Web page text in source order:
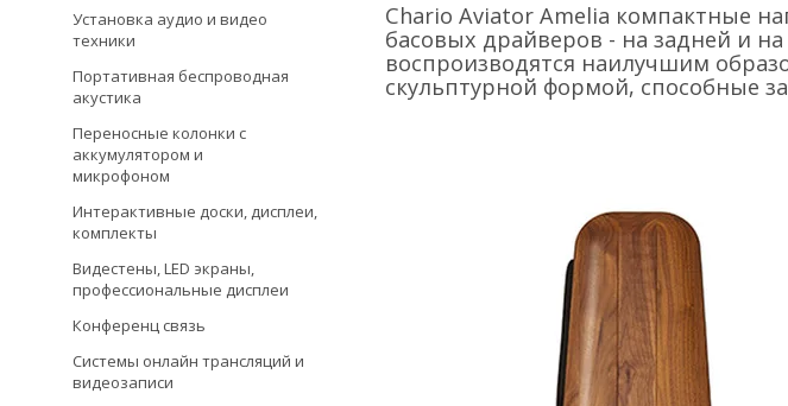
Chario Aviator Amelia компактные
басовых драйверов - на задней и
воспроизводятся наилучшим
скульптурной формой, способные
Установка аудио и видео
техники
Портативная беспроводная
акустика
Переносные колонки с
аккумулятором и
микрофоном
Интерактивные доски, дисплеи,
комплекты
Видестены, LED экраны,
профессиональные дисплеи
Конференц связь
Системы онлайн трансляций и
видеозаписи